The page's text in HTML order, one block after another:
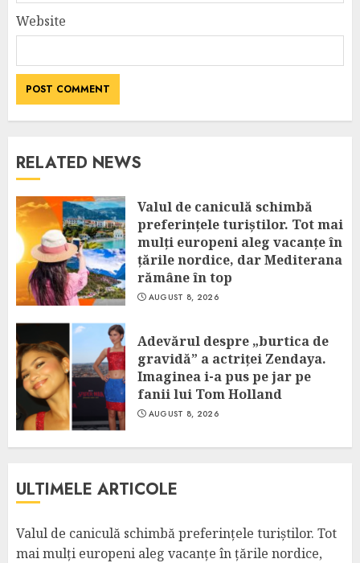
Website
RELATED NEWS
Valul de caniculă schimbă
preferințele turiștilor. Tot mai
mulți europeni aleg vacanțe în
țările nordice, dar Mediterana
rămâne în top
AUGUST 8, 2026
Adevărul despre „burtica de
gravidă” a actriței Zendaya.
Imaginea i-a pus pe jar pe
fanii lui Tom Holland
AUGUST 8, 2026
ULTIMELE ARTICOLE
Valul de caniculă schimbă preferințele turiștilor. Tot
mai mulți europeni aleg vacanțe în țările nordice,